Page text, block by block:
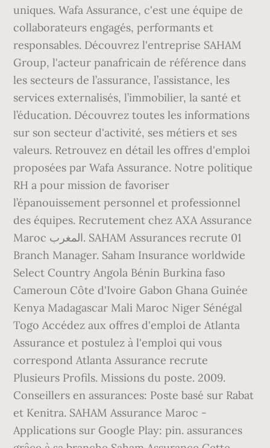
uniques. Wafa Assurance, c'est une équipe de
collaborateurs engagés, performants et
responsables. Découvrez l'entreprise SAHAM
Group, l'acteur panafricain de référence dans
les secteurs de l’assurance, l’assistance, les
services externalisés, l’immobilier, la santé et
l’éducation. Découvrez toutes les informations
sur son secteur d'activité, ses métiers et ses
valeurs. Retrouvez en détail les offres d'emploi
proposées par Wafa Assurance. Notre politique
RH a pour mission de favoriser
l’épanouissement personnel et professionnel
des équipes. Recrutement chez AXA Assurance
Maroc المغرب. SAHAM Assurances recrute 01
Branch Manager. Saham Insurance worldwide
Select Country Angola Bénin Burkina faso
Cameroun Côte d'Ivoire Gabon Ghana Guinée
Kenya Madagascar Mali Maroc Niger Sénégal
Togo Accédez aux offres d'emploi de Atlanta
Assurance et postulez à l'emploi qui vous
correspond Atlanta Assurance recrute
Plusieurs Profils. Missions du poste. 2009.
Conseillers en assurances: Poste basé sur Rabat
et Kenitra. SAHAM Assurance Maroc -
Applications sur Google Play: pin. assurances